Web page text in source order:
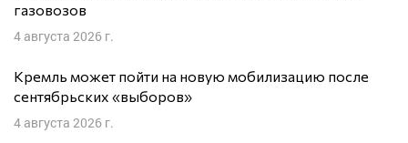
газовозов
4 августа 2026 г.
Кремль может пойти на новую мобилизацию после
сентябрьских «выборов»
4 августа 2026 г.